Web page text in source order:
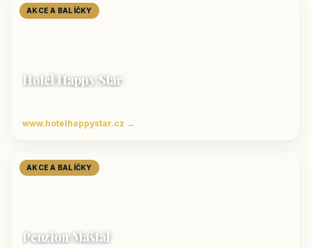
AKCE A BALÍČKY
Hotel Happy Star
www.hotelhappystar.cz →
AKCE A BALÍČKY
Penzion Maštal